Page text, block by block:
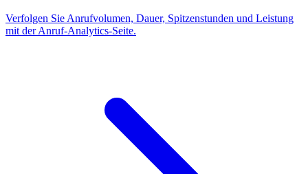
Verfolgen Sie Anrufvolumen, Dauer, Spitzenstunden und Leistung
mit der Anruf-Analytics-Seite.